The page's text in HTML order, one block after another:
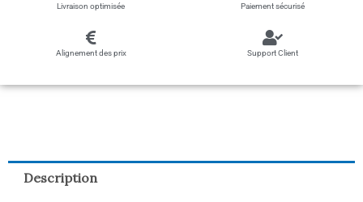
Livraison optimisée Paiement sécurisé
Alignement des prix Support Client
Description